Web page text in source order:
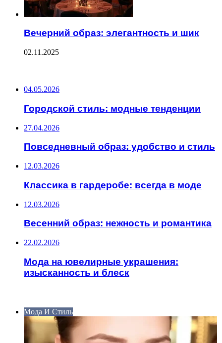
Вечерний образ: элегантность и шик
02.11.2025
04.05.2026
Городской стиль: модные тенденции
27.04.2026
Повседневный образ: удобство и стиль
12.03.2026
Классика в гардеробе: всегда в моде
12.03.2026
Весенний образ: нежность и романтика
22.02.2026
Мода на ювелирные украшения:
изысканность и блеск
Мода И Стиль